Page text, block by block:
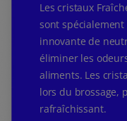
Les cristaux
sont
innovante de
éliminer les
aliments. Les
lors du brossage,
rafraîchissant.